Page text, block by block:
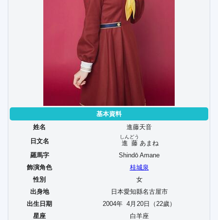
基本資料
姓名
進藤天音
日文名
進藤
しんどう
あまね
羅馬字
Shindō Amane
飾演角色
桂城泉
性別
女
出身地
日本愛知縣名古屋市
出生日期
2004年 4月 20日（22歲）
星座
白羊座